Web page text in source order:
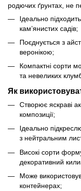
родючих ґрунтах, не
Ідеально
кам’янистих садів;
Поєднується з
веронікою;
Компактні сорти
та невеликих
Як
Створює яскраві
композиції;
Ідеально
з нейтральним
Високі сорти
декоративний
Може
контейнерах;